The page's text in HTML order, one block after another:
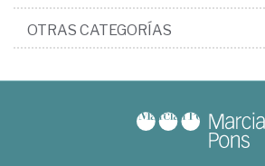
OTRAS CATEGORÍAS